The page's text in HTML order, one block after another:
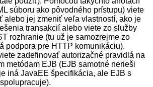
súboru ako pôvodného prístupu) viete
alebo jej zmeniť veľa vlastností, ako je
transakcií alebo viete zo služby
rozhranie (tu už je samozrejme zo
podpora pre HTTP komunikáciu).
zadefinovať autorizačné pravidlá na
metódam EJB (EJB samotné nerieši
iná JavaEE špecifikácia, ale EJB s